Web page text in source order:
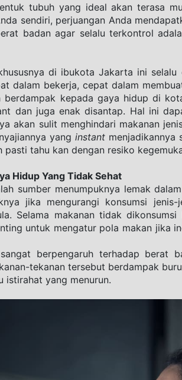
tubuh yang ideal akan terasa
sendiri, perjuangan Anda
badan agar selalu terkontrol
di ibukota Jakarta ini
dalam bekerja, cepat dalam
kepada gaya hidup di
dan juga enak disantap. Hal ini
akan sulit menghindari makanan
yang instant menjadikannya
tahu kan dengan resiko
Hidup Yang Tidak Sehat
sumber menumpuknya lemak
jika mengurangi konsumsi
Selama makanan tidak
untuk mengatur pola makan jika
berpengaruh terhadap berat
tekanan tersebut berdampak
istirahat yang menurun.